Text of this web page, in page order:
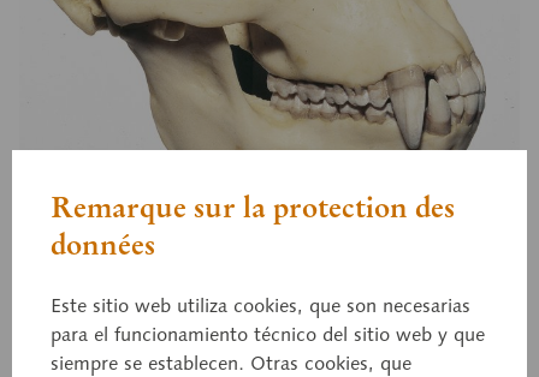
ZoS 53/4
Cráneo de mono Rhesus
Remarque sur la protection des
données
Este sitio web utiliza cookies, que son necesarias
para el funcionamiento técnico del sitio web y que
siempre se establecen. Otras cookies, que